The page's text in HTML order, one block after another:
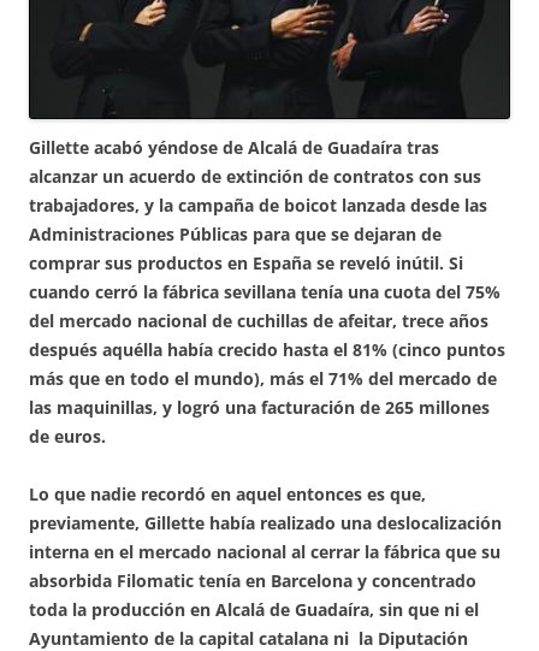
Gillette acabó yéndose de Alcalá de Guadaíra tras
alcanzar un acuerdo de extinción de contratos con sus
trabajadores, y la campaña de boicot lanzada desde las
Administraciones Públicas para que se dejaran de
comprar sus productos en España se reveló inútil. Si
cuando cerró la fábrica sevillana tenía una cuota del 75%
del mercado nacional de cuchillas de afeitar, trece años
después aquélla había crecido hasta el 81% (cinco puntos
más que en todo el mundo), más el 71% del mercado de
las maquinillas, y logró una facturación de 265 millones
de euros.
Lo que nadie recordó en aquel entonces es que,
previamente, Gillette había realizado una deslocalización
interna en el mercado nacional al cerrar la fábrica que su
absorbida Filomatic tenía en Barcelona y concentrado
toda la producción en Alcalá de Guadaíra, sin que ni el
Ayuntamiento de la capital catalana ni la Diputación